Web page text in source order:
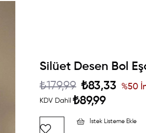
Silüet Desen Bol
₺179,99 ₺83,33
KDV Dahil ₺89,99
%50
İstek Listeme Ekle